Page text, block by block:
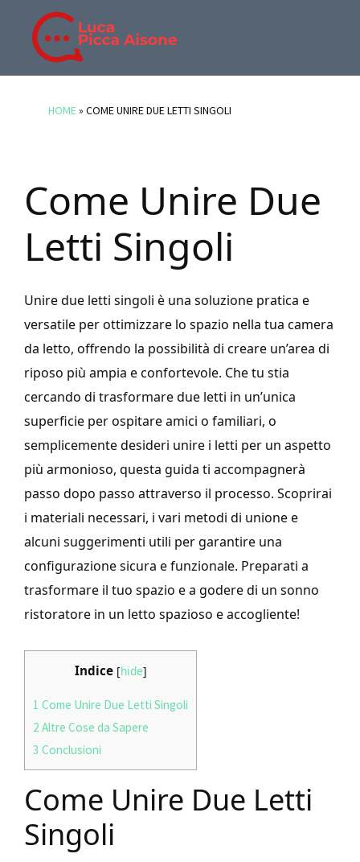
primary
BLOG
DI
LUCA
Blog
HOME» COME UNIRE DUE LETTI SINGOLI
Come Unire Due
Letti Singoli
Unire due letti singoli è una soluzione pratica e
versatile per ottimizzare lo spazio nella tua camera
da letto, offrendo la possibilità di creare un’area di
riposo più ampia e confortevole. Che tu stia
cercando di trasformare due letti in un’unica
superficie per ospitare amici o familiari, o
semplicemente desideri unire i letti per un aspetto
più armonioso, questa guida ti accompagnerà
passo dopo passo attraverso il processo. Scoprirai
i materiali necessari, i vari metodi di unione e
alcuni suggerimenti utili per garantire una
configurazione sicura e funzionale. Preparati a
trasformare il tuo spazio e a godere di un sonno
ristoratore in un letto spazioso e accogliente!
Indice [hide]
1 Come Unire Due Letti Singoli
2 Altre Cose da Sapere
3 Conclusioni
Come Unire Due Letti
Singoli